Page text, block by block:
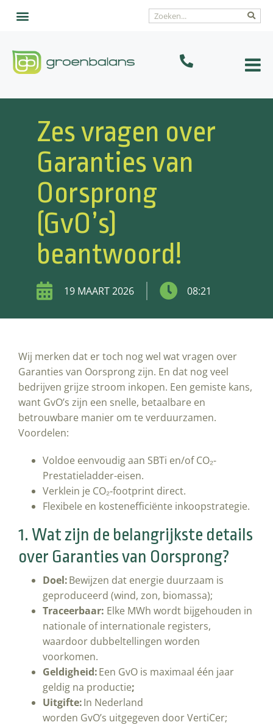
Zes vragen over
Garanties van
Oorsprong
(GvO’s)
beantwoord!
19 MAART 2026 08:21
Wij merken dat er toch nog wel wat vragen over
Garanties van Oorsprong zijn. En dat nog veel
bedrijven grijze stroom inkopen. Een gemiste kans,
want GvO’s zijn een snelle, betaalbare en
betrouwbare manier om te verduurzamen.
Voordelen:
Voldoe eenvoudig aan SBTi en/of CO₂-
Prestatieladder-eisen.
Verklein je CO₂‑footprint direct.
Flexibele en kostenefficiënte inkoopstrategie.
1. Wat zijn de belangrijkste details
over Garanties van Oorsprong?
Doel:Bewijzen dat energie duurzaam is
geproduceerd (wind, zon, biomassa);
Traceerbaar: Elke MWh wordt bijgehouden in
nationale of internationale registers,
waardoor dubbeltellingen worden
voorkomen.
Geldigheid:Een GvO is maximaal één jaar
geldig na productie;
Uitgifte:In Nederland
worden GvO’s uitgegeven door VertiCer;